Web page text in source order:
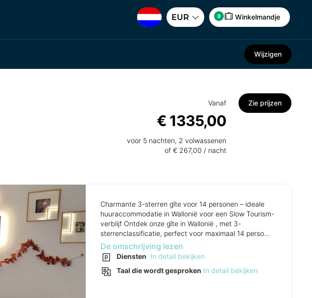
EUR 0 Winkelmandje
Wijzigen
Vanaf
€ 1335,00
voor 5 nachten, 2 volwassenen
of € 267,00 / nacht
Zie prijzen
Charmante 3-sterren gîte voor 14 personen – ideale
huuraccommodatie in Wallonië voor een Slow Tourism-
verblijf Ontdek onze gîte in Wallonië , met 3-
sterrenclassificatie, perfect voor maximaal 14 perso...
De omschrijving lezen
Diensten In detail bekijken
Taal die wordt gesproken In detail bekijken